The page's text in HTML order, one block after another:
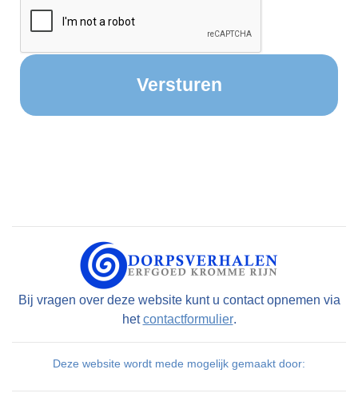
Bij vragen over deze website kunt u contact opnemen via
hetcontactformulier.
Deze website wordt mede mogelijk gemaakt door: